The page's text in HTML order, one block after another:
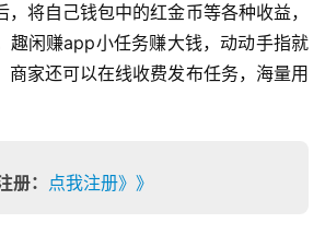
将自己钱包中的红金币等各种收益，
趣闲赚app小任务赚大钱，动动手指就
商家还可以在线收费发布任务，海量用
册： 点我注册》》